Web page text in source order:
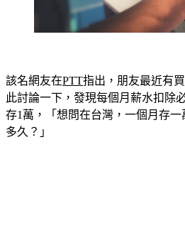
該名網友在PTT指出，朋友最近有
此討論一下，發現每個月薪水扣除
存1萬，「想問在台灣，一個月存
多久？」